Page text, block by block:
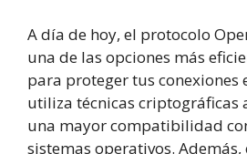
A día de hoy, el protocolo
una de las opciones más
para proteger tus conexiones
utiliza técnicas criptográficas
una mayor compatibilidad
sistemas operativos. Además,